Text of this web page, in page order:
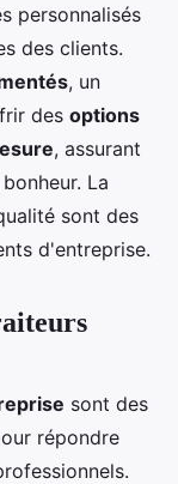
personnalisés
des clients.
, un
des options
, assurant
La
sont des
d'entreprise.
sont des
répondre